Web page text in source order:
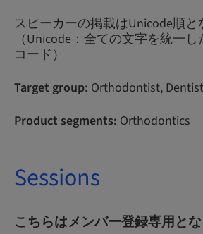
スピーカーの掲載はUnicode順と
（Unicode：全ての文字を統一
コード）
Target group: Orthodontist,
Product segments: Orthodontics
Sessions
こちらはメンバー登録専用とな